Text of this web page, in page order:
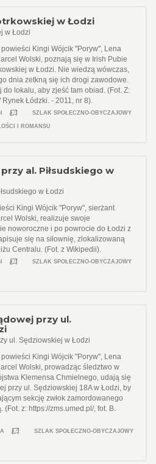
w Łodzi
w Łodzi
Kingi Wójcik "Poryw", Lena
Wolski, poznają się w Irish Pubie
w Łodzi. Nie wiedzą wówczas,
dnia zetkną się ich drogi zawodowe.
lokalu, aby zjeść tam obiad. (Fot. Z:
Rynek Łódzki. - 2011, nr 8).
SZLAK SPOŁECZNO-OBYCZAJOWY
I ROMANSU
al. Piłsudskiego w
w Łodzi
Kingi Wójcik "Poryw", sierżant
Wolski, realizuje swoje
noworoczne i po powrocie do Łodzi z
się na siłownię, zlokalizowaną
Centralu. (Fot. z Wikipedii).
SZLAK SPOŁECZNO-OBYCZAJOWY
przy ul.
ul. Sędziowskiej w Łodzi
Kingi Wójcik "Poryw", Lena
Wolski, prowadząc śledztwo w
Klemensa Chmielnego, udają się
przy ul. Sędziowskiej 18A w Łodzi, by
sekcję zwłok zamordowanego
z: https://zms.umed.pl/, fot. B.
SZLAK SPOŁECZNO-OBYCZAJOWY